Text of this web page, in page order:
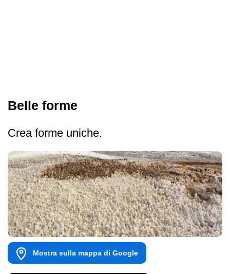
Belle forme
Crea forme uniche.
Mostra sulla mappa di Google